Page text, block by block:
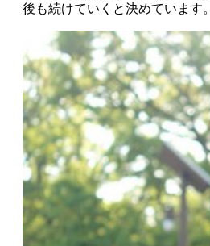
後も続けていくと決めています。